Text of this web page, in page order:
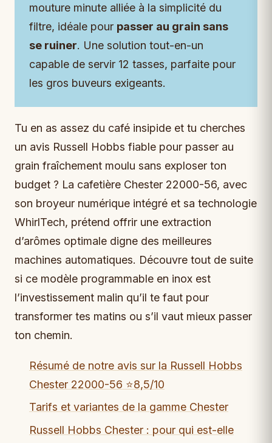
mouture minute alliée à la simplicité du
filtre, idéale pour passer au grain sans
se ruiner. Une solution tout-en-un
capable de servir 12 tasses, parfaite pour
les gros buveurs exigeants.
Tu en as assez du café insipide et tu cherches
un avis Russell Hobbs fiable pour passer au
grain fraîchement moulu sans exploser ton
budget ? La cafetière Chester 22000-56, avec
son broyeur numérique intégré et sa technologie
WhirlTech, prétend offrir une extraction
d’arômes optimale digne des meilleures
machines automatiques. Découvre tout de suite
si ce modèle programmable en inox est
l’investissement malin qu’il te faut pour
transformer tes matins ou s’il vaut mieux passer
ton chemin.
Résumé de notre avis sur la Russell Hobbs
Chester 22000-56 ⭐8,5/10
Tarifs et variantes de la gamme Chester
Russell Hobbs Chester : pour qui est-elle